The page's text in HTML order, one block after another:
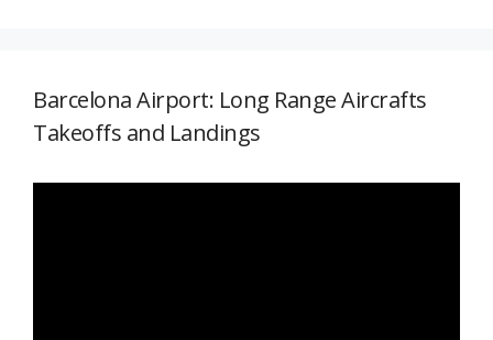
Barcelona Airport: Long Range Aircrafts
Takeoffs and Landings